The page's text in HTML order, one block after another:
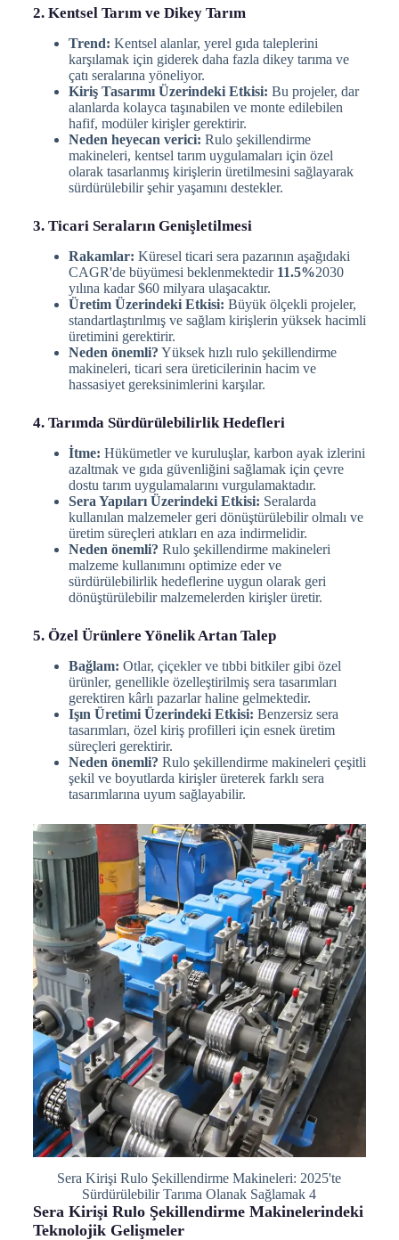
2. Kentsel Tarım ve Dikey Tarım
Trend: Kentsel alanlar, yerel gıda taleplerini
karşılamak için giderek daha fazla dikey tarıma ve
çatı seralarına yöneliyor.
Kiriş Tasarımı Üzerindeki Etkisi: Bu projeler, dar
alanlarda kolayca taşınabilen ve monte edilebilen
hafif, modüler kirişler gerektirir.
Neden heyecan verici: Rulo şekillendirme
makineleri, kentsel tarım uygulamaları için özel
olarak tasarlanmış kirişlerin üretilmesini sağlayarak
sürdürülebilir şehir yaşamını destekler.
3. Ticari Seraların Genişletilmesi
Rakamlar: Küresel ticari sera pazarının aşağıdaki
CAGR'de büyümesi beklenmektedir 11.5%2030
yılına kadar $60 milyara ulaşacaktır.
Üretim Üzerindeki Etkisi: Büyük ölçekli projeler,
standartlaştırılmış ve sağlam kirişlerin yüksek hacimli
üretimini gerektirir.
Neden önemli? Yüksek hızlı rulo şekillendirme
makineleri, ticari sera üreticilerinin hacim ve
hassasiyet gereksinimlerini karşılar.
4. Tarımda Sürdürülebilirlik Hedefleri
İtme: Hükümetler ve kuruluşlar, karbon ayak izlerini
azaltmak ve gıda güvenliğini sağlamak için çevre
dostu tarım uygulamalarını vurgulamaktadır.
Sera Yapıları Üzerindeki Etkisi: Seralarda
kullanılan malzemeler geri dönüştürülebilir olmalı ve
üretim süreçleri atıkları en aza indirmelidir.
Neden önemli? Rulo şekillendirme makineleri
malzeme kullanımını optimize eder ve
sürdürülebilirlik hedeflerine uygun olarak geri
dönüştürülebilir malzemelerden kirişler üretir.
5. Özel Ürünlere Yönelik Artan Talep
Bağlam: Otlar, çiçekler ve tıbbi bitkiler gibi özel
ürünler, genellikle özelleştirilmiş sera tasarımları
gerektiren kârlı pazarlar haline gelmektedir.
Işın Üretimi Üzerindeki Etkisi: Benzersiz sera
tasarımları, özel kiriş profilleri için esnek üretim
süreçleri gerektirir.
Neden önemli? Rulo şekillendirme makineleri çeşitli
şekil ve boyutlarda kirişler üreterek farklı sera
tasarımlarına uyum sağlayabilir.
Sera Kirişi Rulo Şekillendirme Makineleri: 2025'te
Sürdürülebilir Tarıma Olanak Sağlamak 4
Sera Kirişi Rulo Şekillendirme Makinelerindeki
Teknolojik Gelişmeler